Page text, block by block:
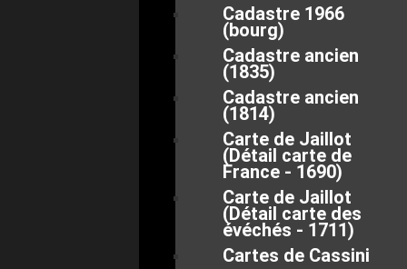
Cadastre 1966
(bourg)
Cadastre ancien
(1835)
Cadastre ancien
(1814)
Carte de Jaillot
(Détail carte de
France - 1690)
Carte de Jaillot
(Détail carte des
évéchés - 1711)
Cartes de Cassini